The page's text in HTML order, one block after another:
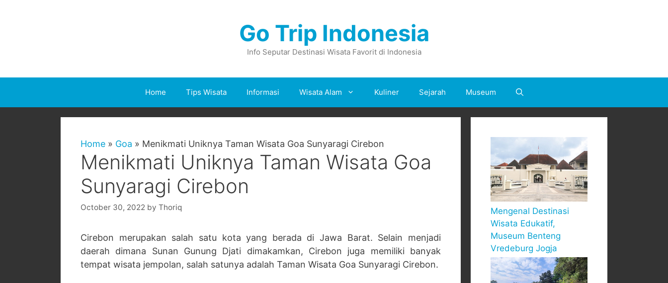
Go Trip Indonesia
Info Seputar Destinasi Wisata Favorit di Indonesia
Home Tips Wisata Informasi Wisata Alam Kuliner Sejarah Museum
Home » Goa » Menikmati Uniknya Taman Wisata Goa Sunyaragi Cirebon
Menikmati Uniknya Taman Wisata Goa
Sunyaragi Cirebon
October 30, 2022 by Thoriq
Cirebon merupakan salah satu kota yang berada di Jawa Barat. Selain menjadi
daerah dimana Sunan Gunung Djati dimakamkan, Cirebon juga memiliki banyak
tempat wisata jempolan, salah satunya adalah Taman Wisata Goa Sunyaragi Cirebon.
Mengenal Destinasi
Wisata Edukatif,
Museum Benteng
Vredeburg Jogja